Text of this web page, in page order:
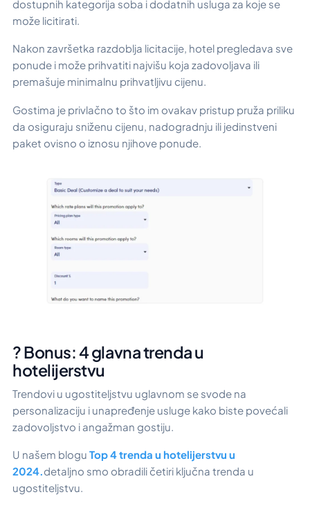
dostupnih kategorija soba i dodatnih usluga za koje se
može licitirati.
Nakon završetka razdoblja licitacije, hotel pregledava sve
ponude i može prihvatiti najvišu koja zadovoljava ili
premašuje minimalnu prihvatljivu cijenu.
Gostima je privlačno to što im ovakav pristup pruža priliku
da osiguraju sniženu cijenu, nadogradnju ili jedinstveni
paket ovisno o iznosu njihove ponude.
? Bonus: 4 glavna trenda u
hotelijerstvu
Trendovi u ugostiteljstvu uglavnom se svode na
personalizaciju i unapređenje usluge kako biste povećali
zadovoljstvo i angažman gostiju.
U našem blogu Top 4 trenda u hotelijerstvu u
2024.detaljno smo obradili četiri ključna trenda u
ugostiteljstvu.